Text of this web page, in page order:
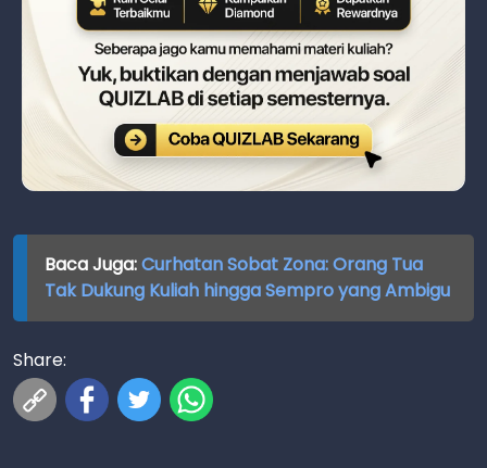
Baca Juga:Curhatan Sobat Zona: Orang Tua
Tak Dukung Kuliah hingga Sempro yang Ambigu
Share: